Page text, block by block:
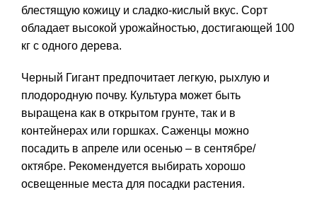
блестящую кожицу и сладко-кислый вкус. Сорт
обладает высокой урожайностью, достигающей 100
кг с одного дерева.
Черный Гигант предпочитает легкую, рыхлую и
плодородную почву. Культура может быть
выращена как в открытом грунте, так и в
контейнерах или горшках. Саженцы можно
посадить в апреле или осенью – в сентябре/
октябре. Рекомендуется выбирать хорошо
освещенные места для посадки растения.